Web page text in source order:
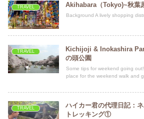
TRAVEL Akihabara（Tokyo)~秋葉
Background A lively shopping
TRAVEL
Kichijoji & Inokashira
の頭公園
Some tips for weekend going
place for the weekend walk and
TRAVEL
ハイカー君の代理日記：
トレッキング①